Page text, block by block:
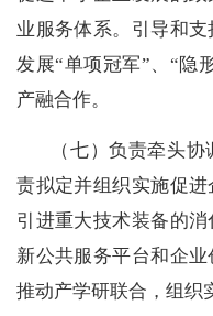
业服务体系。引导和
发展“单项冠军”、“隐
产融合作。
（七）负责牵头协
责拟定并组织实施促
引进重大技术装备的
新公共服务平台和企
推动产学研联合，组织